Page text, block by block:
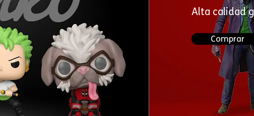
Alta calidad
Comprar